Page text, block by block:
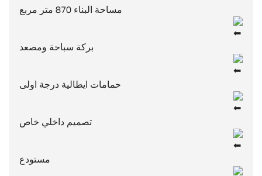
مساحة البناء 870 متر مربع
بركة سباحة ومصعد
حمامات ايطالية درجة اولى
تصميم داخلي خاص
مستودع